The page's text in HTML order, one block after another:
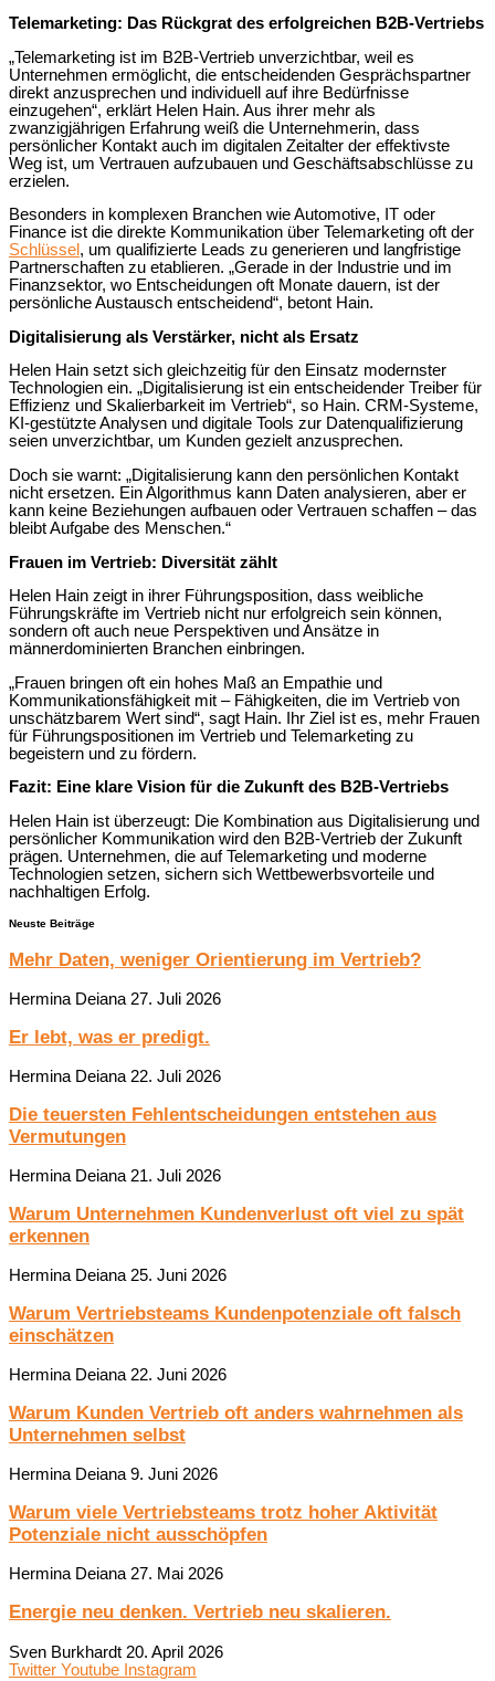
Telemarketing: Das Rückgrat des erfolgreichen B2B-Vertriebs
„Telemarketing ist im B2B-Vertrieb unverzichtbar, weil es
Unternehmen ermöglicht, die entscheidenden Gesprächspartner
direkt anzusprechen und individuell auf ihre Bedürfnisse
einzugehen“, erklärt Helen Hain. Aus ihrer mehr als
zwanzigjährigen Erfahrung weiß die Unternehmerin, dass
persönlicher Kontakt auch im digitalen Zeitalter der effektivste
Weg ist, um Vertrauen aufzubauen und Geschäftsabschlüsse zu
erzielen.
Besonders in komplexen Branchen wie Automotive, IT oder
Finance ist die direkte Kommunikation über Telemarketing oft der
Schlüssel , um qualifizierte Leads zu generieren und langfristige
Partnerschaften zu etablieren. „Gerade in der Industrie und im
Finanzsektor, wo Entscheidungen oft Monate dauern, ist der
persönliche Austausch entscheidend“, betont Hain.
Digitalisierung als Verstärker, nicht als Ersatz
Helen Hain setzt sich gleichzeitig für den Einsatz modernster
Technologien ein. „Digitalisierung ist ein entscheidender Treiber für
Effizienz und Skalierbarkeit im Vertrieb“, so Hain. CRM-Systeme,
KI-gestützte Analysen und digitale Tools zur Datenqualifizierung
seien unverzichtbar, um Kunden gezielt anzusprechen.
Doch sie warnt: „Digitalisierung kann den persönlichen Kontakt
nicht ersetzen. Ein Algorithmus kann Daten analysieren, aber er
kann keine Beziehungen aufbauen oder Vertrauen schaffen – das
bleibt Aufgabe des Menschen.“
Frauen im Vertrieb: Diversität zählt
Helen Hain zeigt in ihrer Führungsposition, dass weibliche
Führungskräfte im Vertrieb nicht nur erfolgreich sein können,
sondern oft auch neue Perspektiven und Ansätze in
männerdominierten Branchen einbringen.
„Frauen bringen oft ein hohes Maß an Empathie und
Kommunikationsfähigkeit mit – Fähigkeiten, die im Vertrieb von
unschätzbarem Wert sind“, sagt Hain. Ihr Ziel ist es, mehr Frauen
für Führungspositionen im Vertrieb und Telemarketing zu
begeistern und zu fördern.
Fazit: Eine klare Vision für die Zukunft des B2B-Vertriebs
Helen Hain ist überzeugt: Die Kombination aus Digitalisierung und
persönlicher Kommunikation wird den B2B-Vertrieb der Zukunft
prägen. Unternehmen, die auf Telemarketing und moderne
Technologien setzen, sichern sich Wettbewerbsvorteile und
nachhaltigen Erfolg.
Neuste Beiträge
Mehr Daten, weniger Orientierung im Vertrieb?
Hermina Deiana 27. Juli 2026
Er lebt, was er predigt.
Hermina Deiana 22. Juli 2026
Die teuersten Fehlentscheidungen entstehen aus
Vermutungen
Hermina Deiana 21. Juli 2026
Warum Unternehmen Kundenverlust oft viel zu spät
erkennen
Hermina Deiana 25. Juni 2026
Warum Vertriebsteams Kundenpotenziale oft falsch
einschätzen
Hermina Deiana 22. Juni 2026
Warum Kunden Vertrieb oft anders wahrnehmen als
Unternehmen selbst
Hermina Deiana9. Juni 2026
Warum viele Vertriebsteams trotz hoher Aktivität
Potenziale nicht ausschöpfen
Hermina Deiana27. Mai 2026
Energie neu denken. Vertrieb neu skalieren.
Sven Burkhardt 20. April 2026
Twitter Youtube Instagram